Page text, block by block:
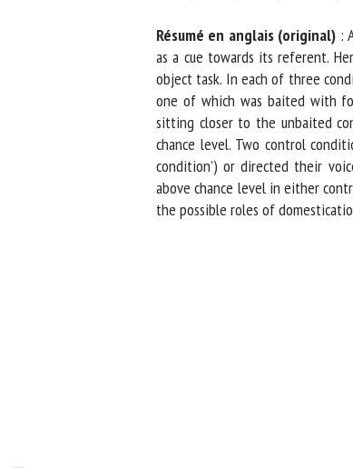
Résumé en anglais (original):
as a cue towards its referent.
object task. In each of three
one of which was baited with
sitting closer to the unbaited
chance level. Two control
condition’) or directed their
above chance level in either
the possible roles of